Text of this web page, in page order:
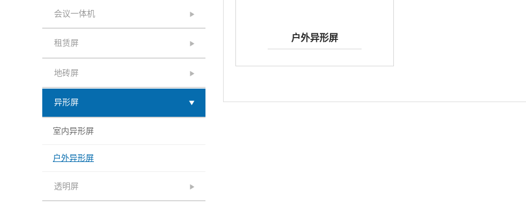
会议一体机
租赁屏
地砖屏
异形屏
室内异形屏
户外异形屏
透明屏
户外异形屏